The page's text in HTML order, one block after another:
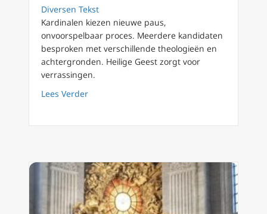
Diversen Tekst
Kardinalen kiezen nieuwe paus,
onvoorspelbaar proces. Meerdere kandidaten
besproken met verschillende theologieën en
achtergronden. Heilige Geest zorgt voor
verrassingen.
Lees Verderabout Conclaaf 2025: Edward Pentin’s lijst